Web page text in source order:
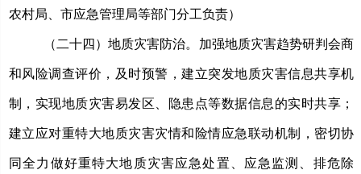
农村局、市应急管理局等部门分工负责）
（二十四）地质灾害防治。 加强地质灾害趋势研判会商
和风险调查评价，及时预警，建立突发地质灾害信息共享机
制，实现地质灾害易发区、隐患点等数据信息的实时共享；
建立应对重特大地质灾害灾情和险情应急联动机制，密切协
同全力做好重特大地质灾害应急处置、应急监测、排危除